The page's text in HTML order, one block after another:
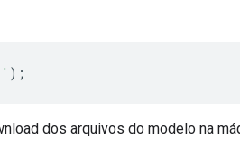
);
dos arquivos do modelo na